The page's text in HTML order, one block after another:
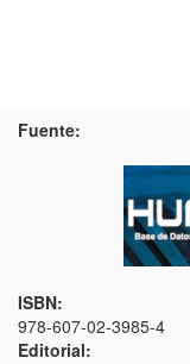
Fuente:
ISBN:
978-607-02-3985-4
Editorial: